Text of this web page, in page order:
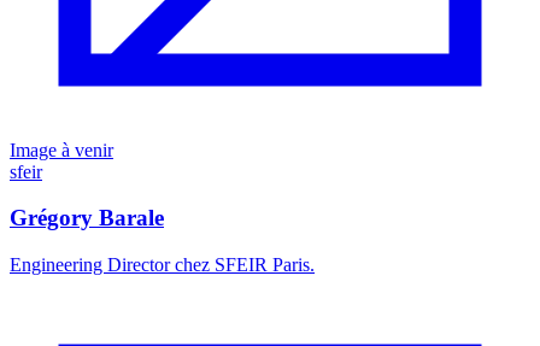
Image à venir
sfeir
Grégory Barale
Engineering Director chez SFEIR Paris.